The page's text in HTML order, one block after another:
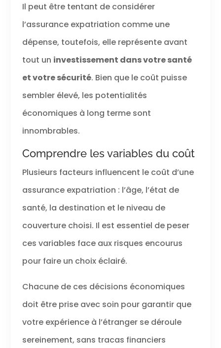
Il peut être tentant de considérer
l’assurance expatriation comme une
dépense, toutefois, elle représente avant
tout un investissement dans votre santé
et votre sécurité. Bien que le coût puisse
sembler élevé, les potentialités
économiques à long terme sont
innombrables.
Comprendre les variables du coût
Plusieurs facteurs influencent le coût d’une
assurance expatriation : l’âge, l’état de
santé, la destination et le niveau de
couverture choisi. Il est essentiel de peser
ces variables face aux risques encourus
pour faire un choix éclairé.
Chacune de ces décisions économiques
doit être prise avec soin pour garantir que
votre expérience à l’étranger se déroule
sereinement, sans tracas financiers